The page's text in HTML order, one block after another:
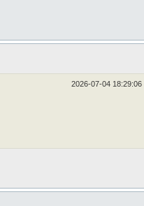
2026-07-04 18:29:06